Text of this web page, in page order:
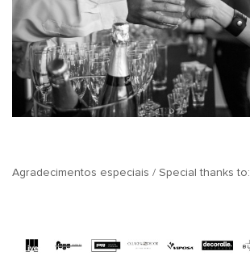
Agradecimentos especiais / Special thanks to: